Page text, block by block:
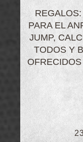
PARA EL
JUMP,
TODOS Y